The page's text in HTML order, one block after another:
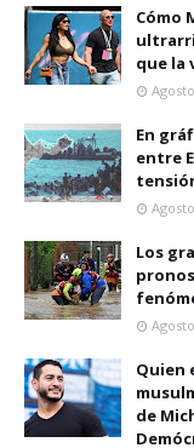
Cómo
que la
En
entre
Los
Quien
de